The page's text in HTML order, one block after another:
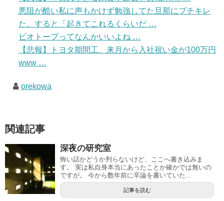
悪阻が酷い私に声もかけず勉強してた旦那にブチキレ
た。すると「起きてこれるくらいだ …
ビオトープってなんかいいよね …
【悲報】トヨタ期間工、来月から入社祝い金が100万円
www …
orekowa
関連記事
深夜の研究室
怖い話かどうか判らないけど、ここへ書き込みま
す。 実は私自身本当にあったことか確かでは無いの
ですが。 今から数年前に卒論を書いていた...
記事を読む